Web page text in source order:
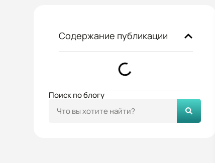
Содержание публикации
Поиск по блогу